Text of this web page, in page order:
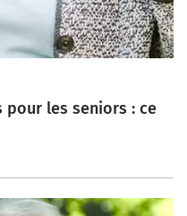
pour les seniors : ce